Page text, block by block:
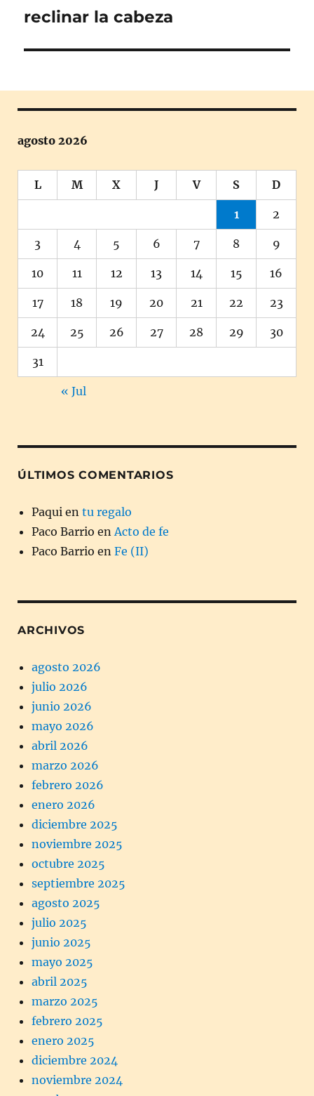
Entrada
reclinar la cabeza
agosto 2026
L M X J V S D
1 2
3 4 5 6 7 8 9
10 11 12 13 14 15 16
17 18 19 20 21 22 23
24 25 26 27 28 29 30
31
« Jul
ÚLTIMOS COMENTARIOS
Paqui en tu regalo
Paco Barrio en Acto de fe
Paco Barrio en Fe (II)
ARCHIVOS
agosto 2026
julio 2026
junio 2026
mayo 2026
abril 2026
marzo 2026
febrero 2026
enero 2026
diciembre 2025
noviembre 2025
octubre 2025
septiembre 2025
agosto 2025
julio 2025
junio 2025
mayo 2025
abril 2025
marzo 2025
febrero 2025
enero 2025
diciembre 2024
noviembre 2024